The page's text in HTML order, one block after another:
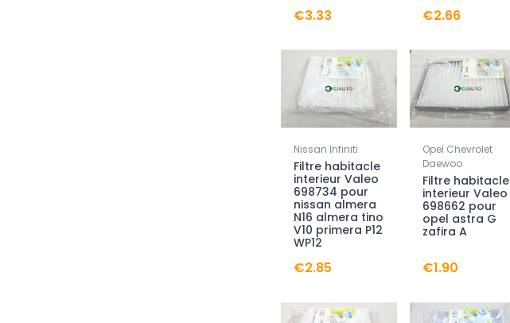
€3.33 €2.66
Nissan Infiniti
Filtre habitacle
interieur Valeo
698734 pour
nissan almera
N16 almera tino
V10 primera P12
WP12
€2.85
Opel Chevrolet
Daewoo
Filtre habitacle
interieur Valeo
698662 pour
opel astra G
zafira A
€1.90